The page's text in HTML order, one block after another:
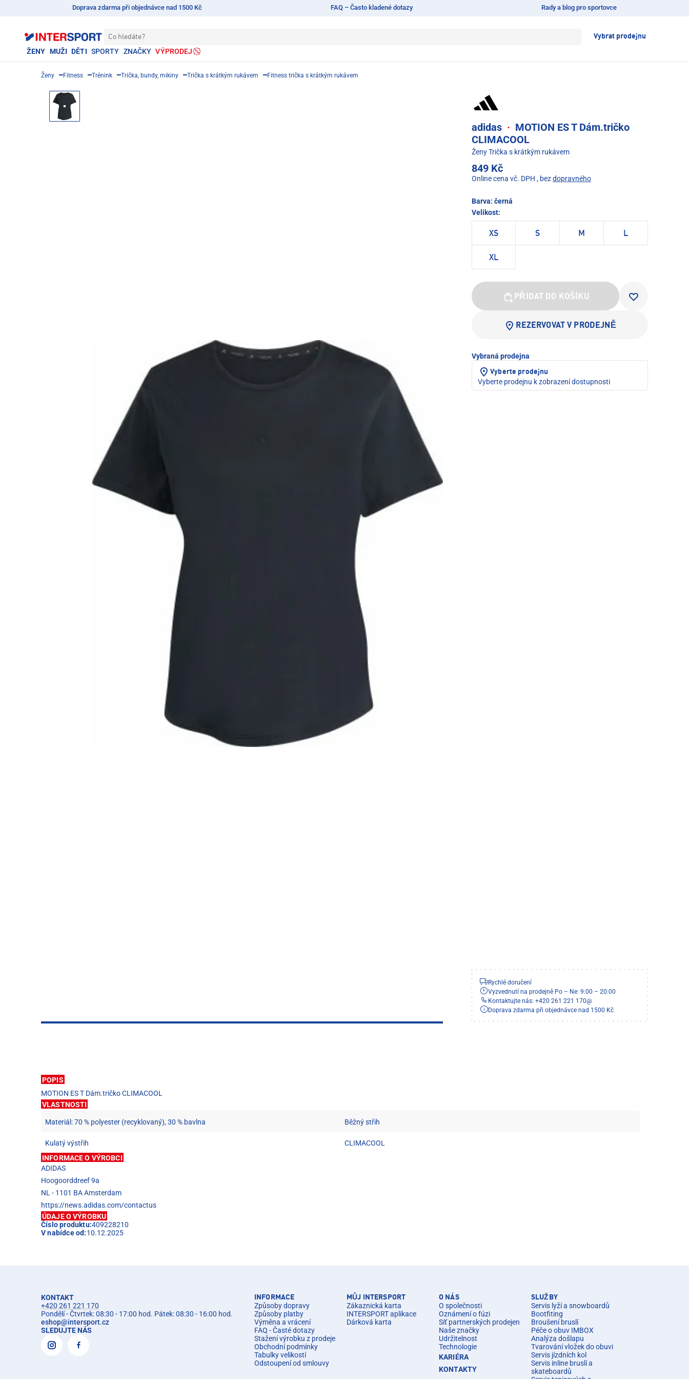
Doprava zdarma při objednávce nad 1500 Kč FAQ – Často kladené dotazy Rady a blog pro sportovce
Co hledáte? Vybrat prodejnu
ŽENY MUŽI DĚTI SPORTY ZNAČKY VÝPRODEJ
Ženy Fitness Trénink Trička, bundy, mikiny Trička s krátkým rukávem Fitness trička s krátkým rukávem
adidas · MOTION ES T Dám.tričko
CLIMACOOL
Ženy Trička s krátkým rukávem
849 Kč
Online cena vč. DPH , bezdopravného
Barva: černá
Velikost:
XS S M L
XL
PŘIDAT DO KOŠÍKU
REZERVOVAT V PRODEJNĚ
Vybraná prodejna
Vyberte prodejnu
Vyberte prodejnu k zobrazení dostupnosti
Rychlé doručení
Vyzvednutí na prodejně Po – Ne: 9:00 – 20:00
Kontaktujte nás: +420 261 221 170@
Doprava zdarma při objednávce nad 1500 Kč
POPIS
MOTION ES T Dám.tričko CLIMACOOL
VLASTNOSTI
Materiál: 70 % polyester (recyklovaný), 30 % bavlna Běžný střih
Kulatý výstřih
CLIMACOOL
INFORMACE O VÝROBCI
ADIDAS
Hoogoorddreef 9a
NL - 1101 BA Amsterdam
https://news.adidas.com/contactus
ÚDAJE O VÝROBKU
Číslo produktu:409228210
V nabídce od:10.12.2025
KONTAKT
+420 261 221 170
Pondělí - Čtvrtek: 08:30 - 17:00 hod. Pátek: 08:30 - 16:00 hod.
eshop@intersport.cz
SLEDUJTE NÁS
INFORMACE
Způsoby dopravy
Způsoby platby
Výměna a vrácení
FAQ - Časté dotazy
Stažení výrobku z prodeje
Obchodní podmínky
Tabulky velikostí
Odstoupení od smlouvy
MŮJ INTERSPORT
Zákaznická karta
INTERSPORT aplikace
Dárková karta
O NÁS
O společnosti
Oznámení o fúzi
Síť partnerských prodejen
Naše značky
Udržitelnost
Technologie
KARIÉRA
KONTAKTY
SLUŽBY
Servis lyží a snowboardů
Bootfiting
Broušení bruslí
Péče o obuv IMBOX
Analýza došlapu
Tvarování vložek do obuvi
Servis jízdních kol
Servis inline bruslí a
skateboardů